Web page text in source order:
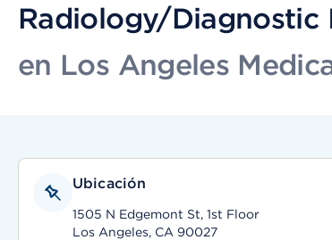
Radiology/Diagnostic
en Los Angeles
Ubicación
1505 N Edgemont St, 1st Floor
Los Angeles, CA 90027